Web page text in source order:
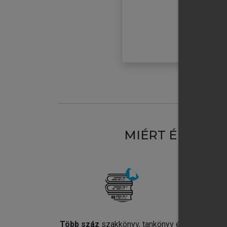
MIÉRT
Több száz szakkönyv, tankönyv és